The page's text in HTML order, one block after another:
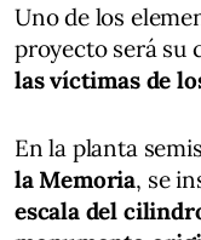
Uno de los
proyecto será su
las víctimas de
En la planta
la Memoria, se
escala del